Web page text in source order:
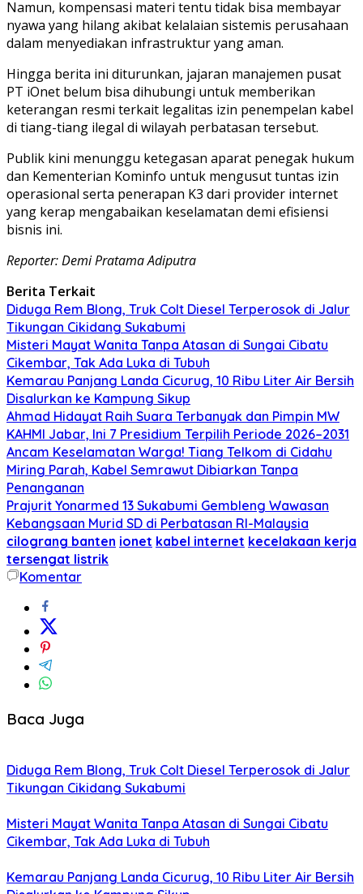
​Namun, kompensasi materi tentu tidak bisa membayar
nyawa yang hilang akibat kelalaian sistemis perusahaan
dalam menyediakan infrastruktur yang aman.
​Hingga berita ini diturunkan, jajaran manajemen pusat
PT iOnet belum bisa dihubungi untuk memberikan
keterangan resmi terkait legalitas izin penempelan kabel
di tiang-tiang ilegal di wilayah perbatasan tersebut.
​Publik kini menunggu ketegasan aparat penegak hukum
dan Kementerian Kominfo untuk mengusut tuntas izin
operasional serta penerapan K3 dari provider internet
yang kerap mengabaikan keselamatan demi efisiensi
bisnis ini.
Reporter: Demi Pratama Adiputra
Berita Terkait
Diduga Rem Blong, Truk Colt Diesel Terperosok di Jalur
Tikungan Cikidang Sukabumi
Misteri Mayat Wanita Tanpa Atasan di Sungai Cibatu
Cikembar, Tak Ada Luka di Tubuh
Kemarau Panjang Landa Cicurug, 10 Ribu Liter Air Bersih
Disalurkan ke Kampung Sikup
Ahmad Hidayat Raih Suara Terbanyak dan Pimpin MW
KAHMI Jabar, Ini 7 Presidium Terpilih Periode 2026–2031
Ancam Keselamatan Warga! Tiang Telkom di Cidahu
Miring Parah, Kabel Semrawut Dibiarkan Tanpa
Penanganan
Prajurit Yonarmed 13 Sukabumi Gembleng Wawasan
Kebangsaan Murid SD di Perbatasan RI-Malaysia
cilograng banten ionet kabel internet kecelakaan kerja
tersengat listrik
Komentar
Baca Juga
Diduga Rem Blong, Truk Colt Diesel Terperosok di Jalur
Tikungan Cikidang Sukabumi
Misteri Mayat Wanita Tanpa Atasan di Sungai Cibatu
Cikembar, Tak Ada Luka di Tubuh
Kemarau Panjang Landa Cicurug, 10 Ribu Liter Air Bersih